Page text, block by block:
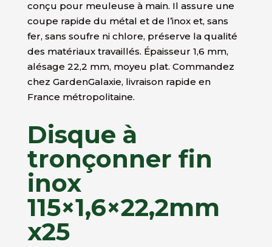
conçu pour meuleuse à main. Il assure une
coupe rapide du métal et de l’inox et, sans
fer, sans soufre ni chlore, préserve la qualité
des matériaux travaillés. Épaisseur 1,6 mm,
alésage 22,2 mm, moyeu plat. Commandez
chez GardenGalaxie, livraison rapide en
France métropolitaine.
Disque à
tronçonner fin
inox
115×1,6×22,2mm
x25